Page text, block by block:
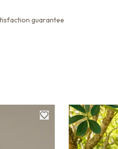
guarantee